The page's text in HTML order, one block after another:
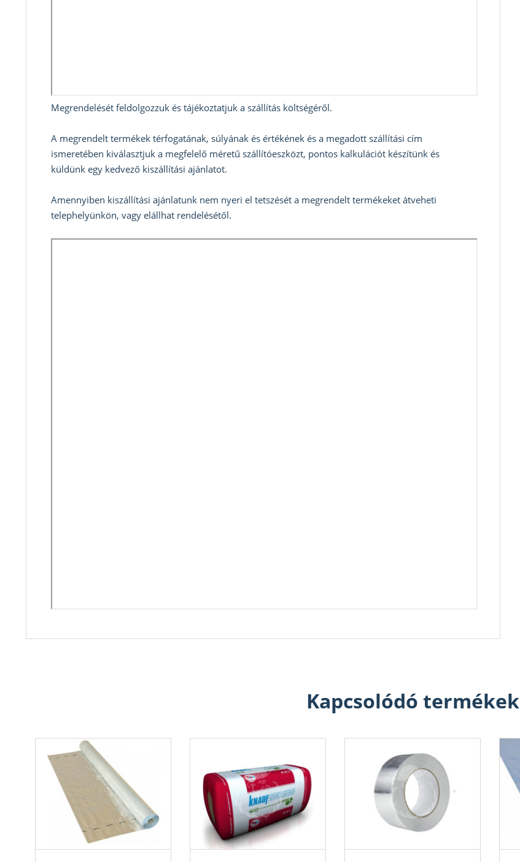
Megrendelését feldolgozzuk és tájékoztatjuk a szállítás költségéről.
A megrendelt termékek térfogatának, súlyának és értékének és a megadott szállítási cím
ismeretében kiválasztjuk a megfelelő méretű szállítóeszközt, pontos kalkulációt készítünk és
küldünk egy kedvező kiszállítási ajánlatot.
Amennyiben kiszállítási ajánlatunk nem nyeri el tetszését a megrendelt termékeket átveheti
telephelyünkön, vagy elállhat rendelésétől.
Kapcsolódó termékek